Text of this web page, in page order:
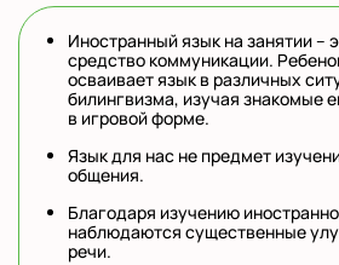
Иностранный язык на занятии –
средство коммуникации.
осваивает язык в различных
билингвизма, изучая знакомые
в игровой форме.
Язык для нас не предмет
общения.
Благодаря изучению
наблюдаются существенные
речи.